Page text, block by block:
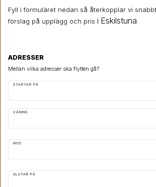
Fyll i formuläret nedan så återkopplar vi
förslag på upplägg och pris i Eskilstuna
ADRESSER
Mellan vilka adresser ska flytten gå?
STARTAR PÅ
VÅNING
HISS
SLUTAR PÅ